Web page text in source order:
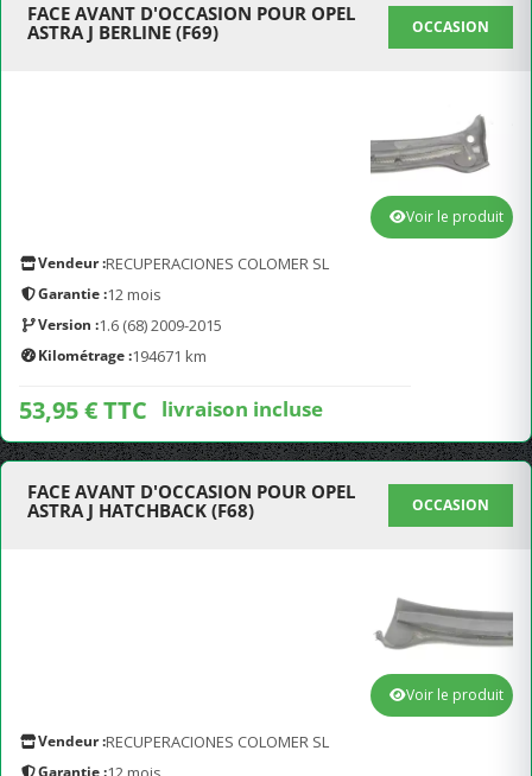
FACE AVANT D'OCCASION POUR OPEL
ASTRA J BERLINE (F69)
OCCASION
Vendeur :RECUPERACIONES COLOMER SL
Garantie :12 mois
Version :1.6 (68) 2009-2015
Kilométrage :194671 km
53,95 € TTC livraison incluse
Voir le produit
FACE AVANT D'OCCASION POUR OPEL
ASTRA J HATCHBACK (F68)
OCCASION
Vendeur :RECUPERACIONES COLOMER SL
Garantie :
Voir le produit